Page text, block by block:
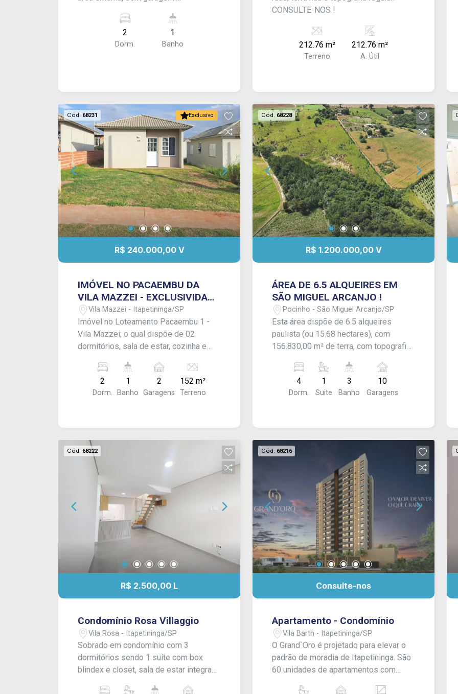
2
Dorm.
1
Banho
CONSULTE-NOS !
212.76 m²
Terreno
212.76 m²
A. Útil
Exclusivo
Cód. 68231
R$ 240.000,00 V
IMÓVEL NO PACAEMBU DA
VILA MAZZEI - EXCLUSIVIDADE
FRANCIOSI !
Vila Mazzei - Itapetininga/SP
Imóvel no Loteamento Pacaembu 1 -
Vila Mazzei; o qual dispõe de 02
dormitórios, sala de estar, cozinha e
coberta e quintal amplo com espaço
para muitos carros. Acabamento: Laje e
piso frio. - Aceita financiamento,
2
Dorm.
1
Banho
2
Garagens
152 m²
Terreno
Cód. 68228
R$ 1.200.000,00 V
ÁREA DE 6.5 ALQUEIRES EM
SÃO MIGUEL ARCANJO !
Pocinho - São Miguel Arcanjo/SP
Esta área dispõe de 6.5 alqueires
paulista (ou 15.68 hectares), com
156.830,00 m² de terra, com topografia
Dispõe de casa sede com 04
dormitórios, sendo 01 deles suíte. Sala
de estar, sala de jantar e cozinha em
em água, com poço artesiano, poço
caipira e córrego. - CONSULTE-NOS !
4
Dorm.
1
Suite
3
Banho
10
Garagens
Cód. 68222
R$ 2.500,00 L
Condomínio Rosa Villaggio
Vila Rosa - Itapetininga/SP
Sobrado em condomínio com 3
dormitórios sendo 1 suíte com box
blindex e closet, sala de estar integrada
Cód. 68216
Consulte-nos
Apartamento - Condomínio
Vila Barth - Itapetininga/SP
O Grand`Oro é projetado para elevar o
padrão de moradia de Itapetininga. São
60 unidades de apartamentos com